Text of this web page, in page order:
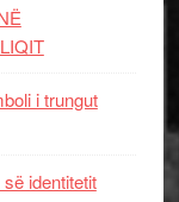
i trungut
identitetit